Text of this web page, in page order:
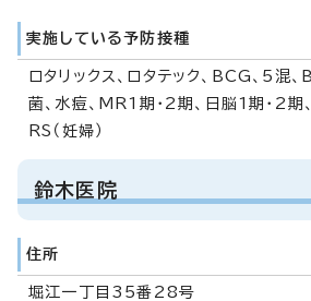
実施している予防接種
ロタリックス、ロタテック、BCG、5混
菌、水痘、MR1期・2期、日脳1期・2期
RS（妊婦）
鈴木医院
住所
堀江一丁目35番28号